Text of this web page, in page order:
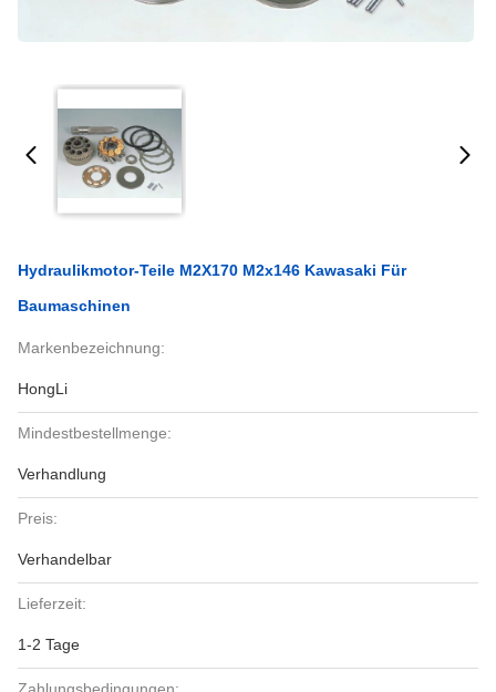
Hydraulikmotor-Teile M2X170 M2x146 Kawasaki Für
Baumaschinen
Markenbezeichnung:
HongLi
Mindestbestellmenge:
Verhandlung
Preis:
Verhandelbar
Lieferzeit:
1-2 Tage